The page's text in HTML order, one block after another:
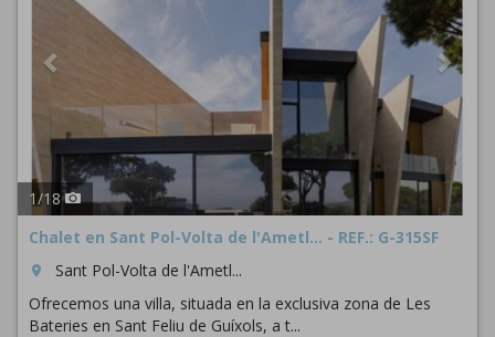
1/18
Chalet en Sant Pol-Volta de l'Ametl... - REF.: G-315SF
room
Sant Pol-Volta de l'Ametl...
Ofrecemos una villa, situada en la exclusiva zona de Les
Bateries en Sant Feliu de Guíxols, a t...